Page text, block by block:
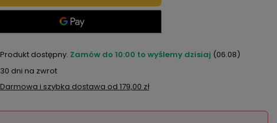
Produkt dostępny Zamów do 10:00 to wyślemy dzisiaj (06.08)
30 dni na zwrot
Darmowa i szybka dostawa od 179,00 zł